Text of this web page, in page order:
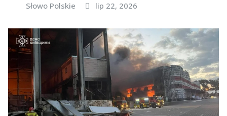
Słowo Polskie lip 22, 2026